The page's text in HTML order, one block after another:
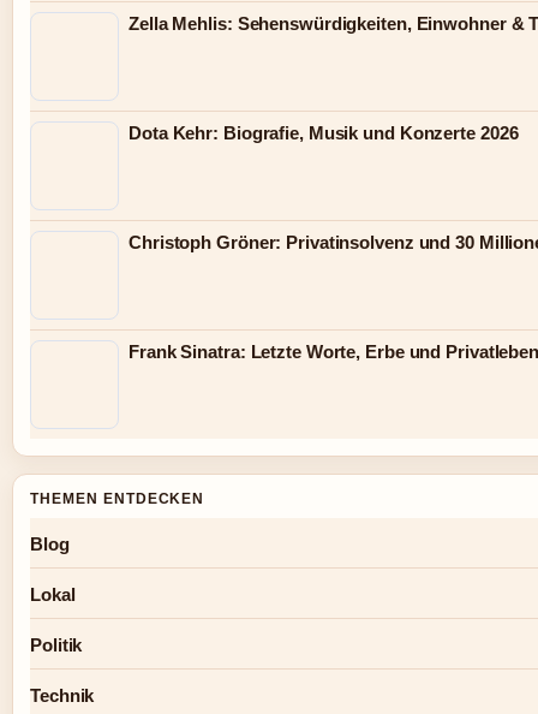
Zella Mehlis: Sehenswürdigkeiten, Einwohner &
Dota Kehr: Biografie, Musik und Konzerte 2026
Christoph Gröner: Privatinsolvenz und 30
Frank Sinatra: Letzte Worte, Erbe und
THEMEN ENTDECKEN
Blog
Lokal
Politik
Technik